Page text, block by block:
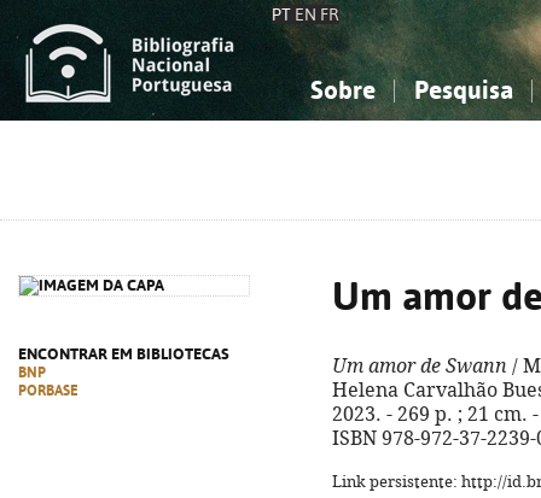
PT EN FR
Sobre Pesquisa
ENCONTRAR EM BIBLIOTECAS
BNP
PORBASE
Um amor
Um amor de Swann /
Helena Carvalhão
2023. - 269 p. ; 21
ISBN 978-972-37-2239-
Link persistente: http://